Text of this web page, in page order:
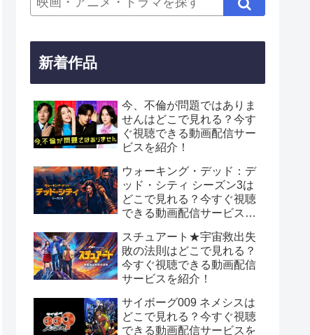
新着作品
今、不倫が問題ではありま
せんはどこで見れる？今す
ぐ視聴できる動画配信サー
ビスを紹介！
ウォーキング・デッド：デ
ッド・シティ シーズン3は
どこで見れる？今すぐ視聴
できる動画配信サービスを
スチュアート★宇宙救出失
敗の法則はどこで見れる？
今すぐ視聴できる動画配信
サービスを紹介！
サイボーグ009 ネメシスは
どこで見れる？今すぐ視聴
できる動画配信サービスを